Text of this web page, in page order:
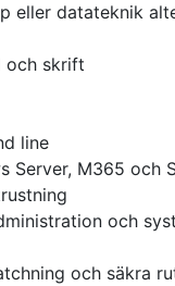
eller datateknik
och skrift
line
Server, M365 och
och
och säkra